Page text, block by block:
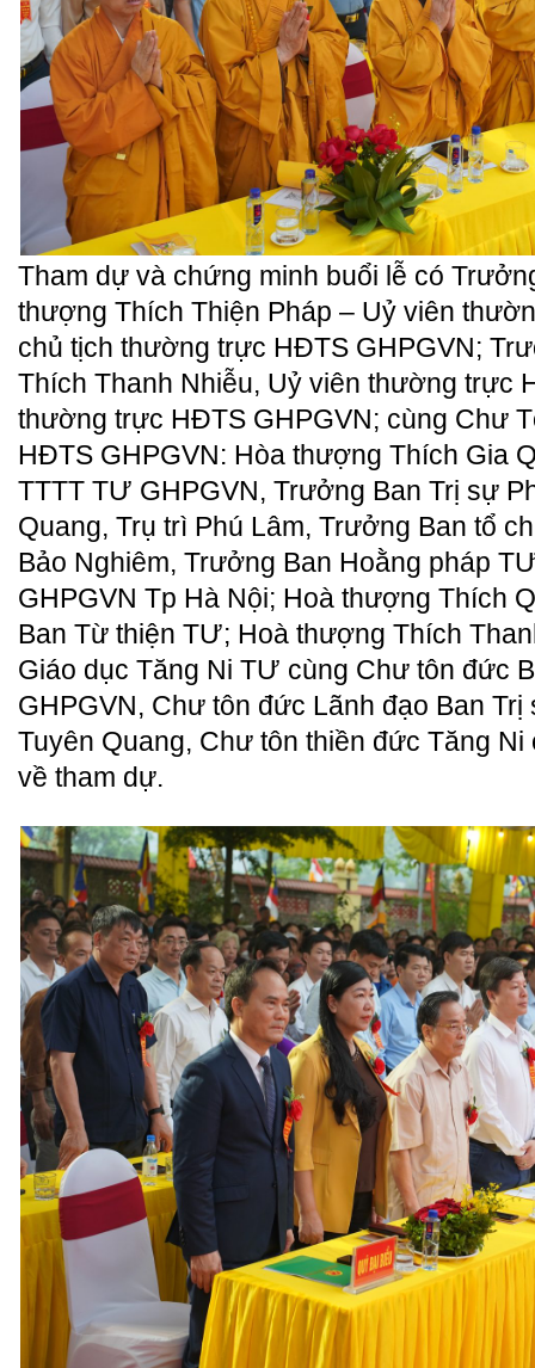
Tham dự và chứng minh buổi lễ có
thượng Thích Thiện Pháp – Uỷ viên
chủ tịch thường trực HĐTS GHPGVN;
Thích Thanh Nhiễu, Uỷ viên thường trực
thường trực HĐTS GHPGVN; cùng Chư
HĐTS GHPGVN: Hòa thượng Thích Gia
TTTT TƯ GHPGVN, Trưởng Ban Trị sự
Quang, Trụ trì Phú Lâm, Trưởng Ban tổ
Bảo Nghiêm, Trưởng Ban Hoằng pháp
GHPGVN Tp Hà Nội; Hoà thượng Thích
Ban Từ thiện TƯ; Hoà thượng Thích
Giáo dục Tăng Ni TƯ cùng Chư tôn đức
GHPGVN, Chư tôn đức Lãnh đạo Ban Trị
Tuyên Quang, Chư tôn thiền đức Tăng Ni
về tham dự.